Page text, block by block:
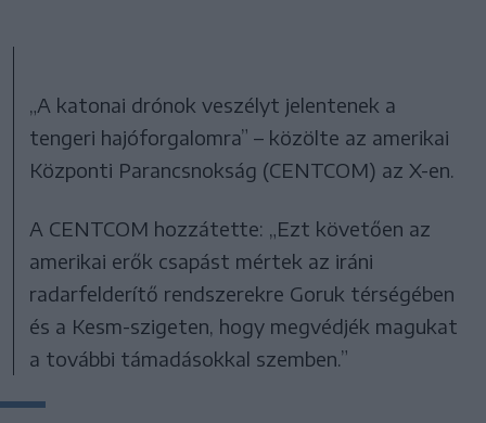
„A katonai drónok veszélyt jelentenek a
tengeri hajóforgalomra” – közölte az amerikai
Központi Parancsnokság (CENTCOM) az X-en.
A CENTCOM hozzátette: „Ezt követően az
amerikai erők csapást mértek az iráni
radarfelderítő rendszerekre Goruk térségében
és a Kesm-szigeten, hogy megvédjék magukat
a további támadásokkal szemben.”